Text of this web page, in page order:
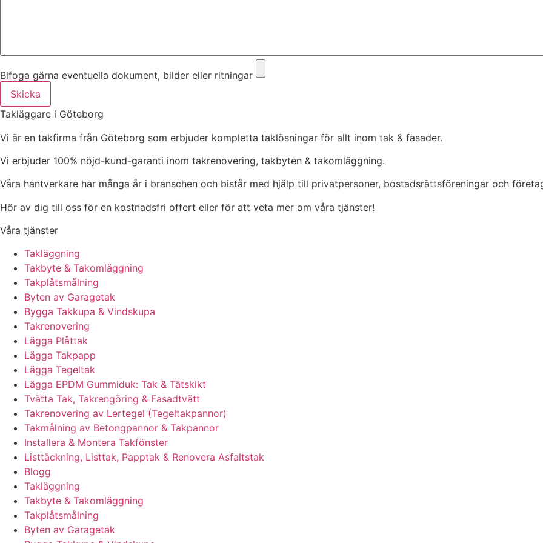
Bifoga gärna eventuella dokument, bilder eller ritningar
Skicka
Takläggare i Göteborg
Vi är en takfirma från Göteborg som erbjuder kompletta taklösningar för allt inom tak & fasader.
Vi erbjuder 100% nöjd-kund-garanti inom takrenovering, takbyten & takomläggning.
Våra hantverkare har många år i branschen och bistår med hjälp till privatpersoner, bostadsrättsföreningar och
Hör av dig till oss för en kostnadsfri offert eller för att veta mer om våra tjänster!
Våra tjänster
Takläggning
Takbyte & Takomläggning
Takplåtsmålning
Byten av Garagetak
Bygga Takkupa & Vindskupa
Takrenovering
Lägga Plåttak
Lägga Takpapp
Lägga Tegeltak
Lägga EPDM Gummiduk: Tak & Tätskikt
Tvätta Tak, Takrengöring & Fasadtvätt
Takrenovering av Lertegel (Tegeltakpannor)
Takmålning av Betongpannor & Takpannor
Installera & Montera Takfönster
Listtäckning, Listtak, Papptak & Renovera Asfaltstak
Blogg
Takläggning
Takbyte & Takomläggning
Takplåtsmålning
Byten av Garagetak